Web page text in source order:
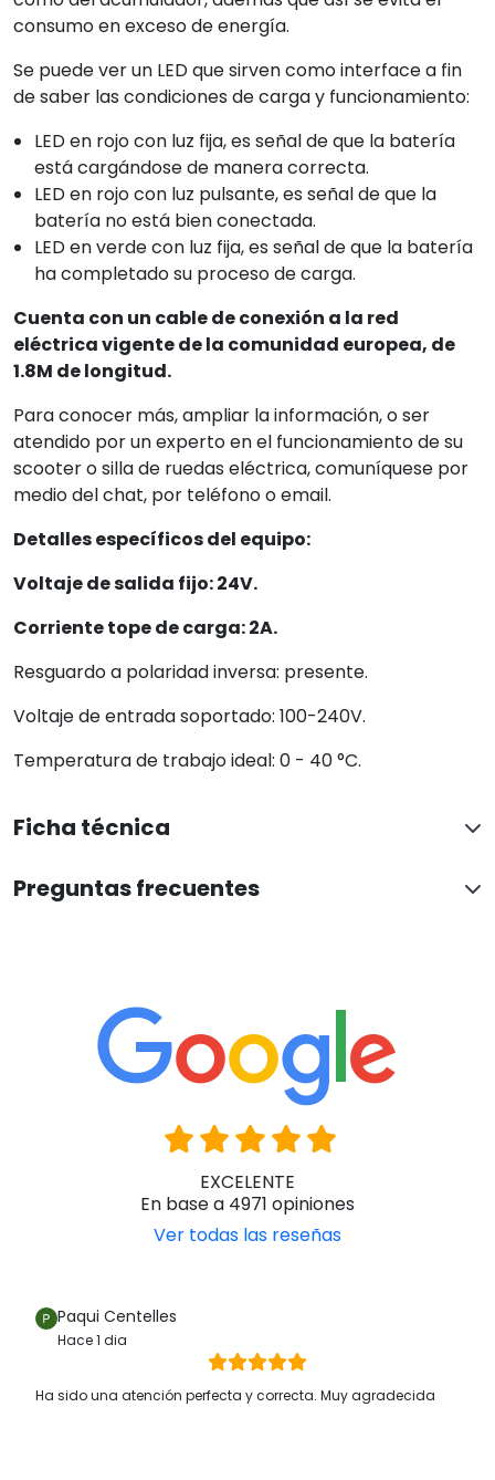
consumo en exceso de energía.
Se puede ver un LED que sirven como interface a fin
de saber las condiciones de carga y funcionamiento:
LED en rojo con luz fija, es señal de que la batería
está cargándose de manera correcta.
LED en rojo con luz pulsante, es señal de que la
batería no está bien conectada.
LED en verde con luz fija, es señal de que la batería
ha completado su proceso de carga.
Cuenta con un cable de conexión a la red
eléctrica vigente de la comunidad europea, de
1.8M de longitud.
Para conocer más, ampliar la información, o ser
atendido por un experto en el funcionamiento de su
scooter o silla de ruedas eléctrica, comuníquese por
medio del chat, por teléfono o email.
Detalles específicos del equipo:
Voltaje de salida fijo: 24V.
Corriente tope de carga: 2A.
Resguardo a polaridad inversa: presente.
Voltaje de entrada soportado: 100-240V.
Temperatura de trabajo ideal: 0 - 40 °C.
Ficha técnica
Preguntas frecuentes
EXCELENTE
En base a 4971 opiniones
Ver todas las reseñas
Paqui Centelles
Hace 1 dia
Ha sido una atención perfecta y correcta. Muy agradecida